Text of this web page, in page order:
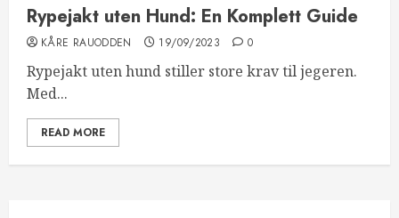
Rypejakt uten Hund: En Komplett Guide
KÅRE RAUODDEN 19/09/2023 0
Rypejakt uten hund stiller store krav til jegeren.
Med...
READ MORE